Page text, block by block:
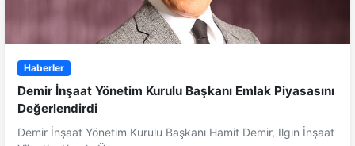
Haberler
Demir İnşaat Yönetim Kurulu Başkanı Emlak Piyasasını
Değerlendirdi
Demir İnşaat Yönetim Kurulu Başkanı Hamit Demir, Ilgın İnşaat